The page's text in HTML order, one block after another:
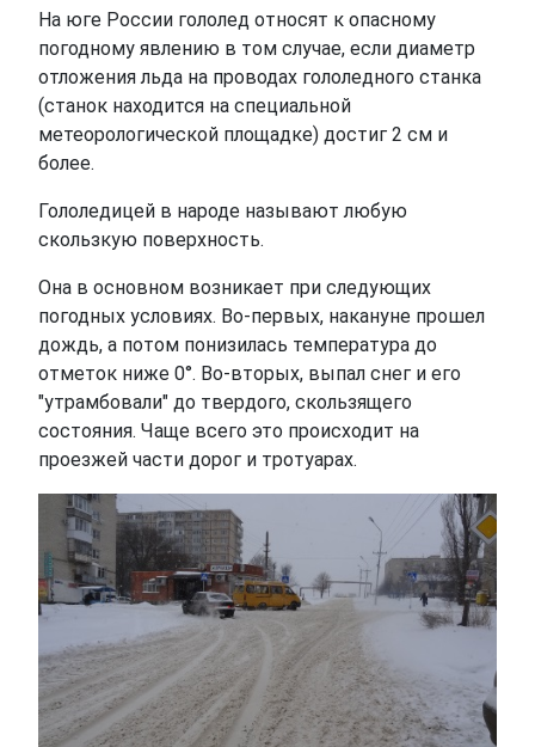
На юге России гололед относят к опасному
погодному явлению в том случае, если диаметр
отложения льда на проводах гололедного станка
(станок находится на специальной
метеорологической площадке) достиг 2 см и
более.
Гололедицей в народе называют любую
скользкую поверхность.
Она в основном возникает при следующих
погодных условиях. Во-первых, накануне прошел
дождь, а потом понизилась температура до
отметок ниже 0°. Во-вторых, выпал снег и его
"утрамбовали" до твердого, скользящего
состояния. Чаще всего это происходит на
проезжей части дорог и тротуарах.